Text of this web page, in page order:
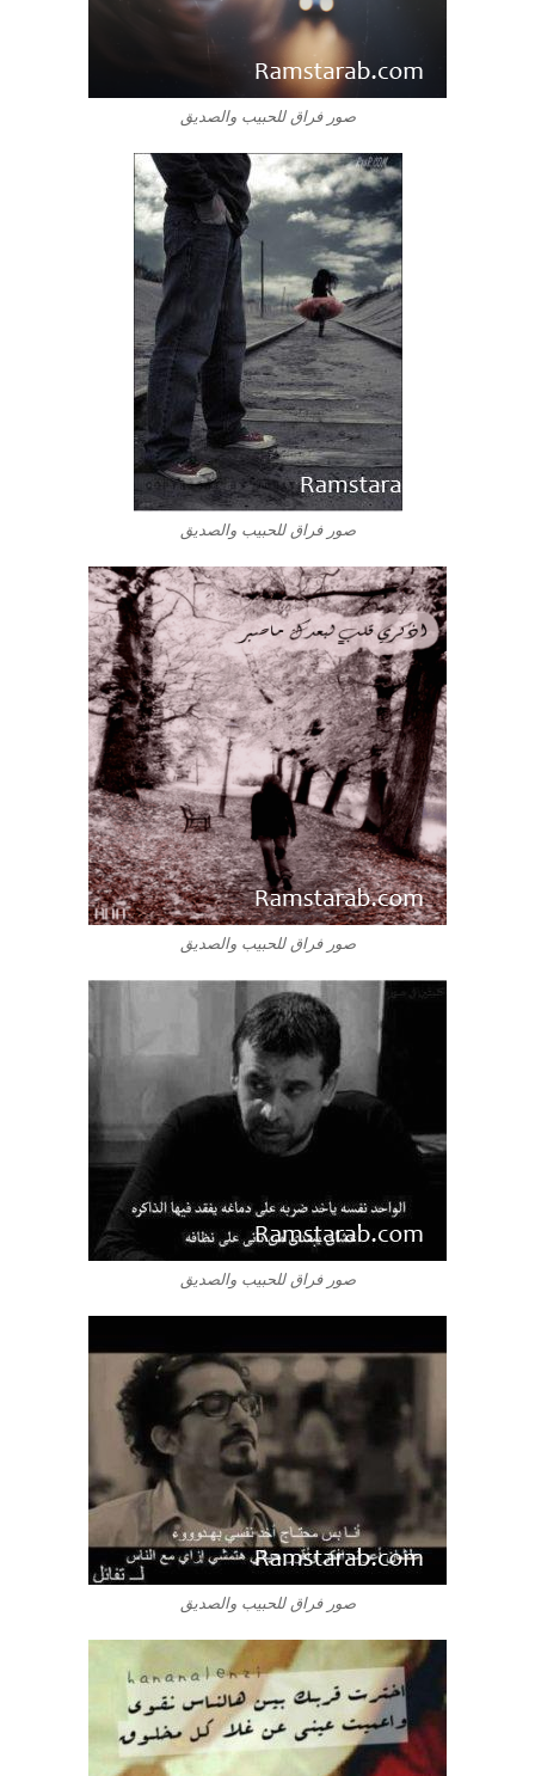
صور فراق للحبيب والصديق
صور فراق للحبيب والصديق
صور فراق للحبيب والصديق
صور فراق للحبيب والصديق
صور فراق للحبيب والصديق